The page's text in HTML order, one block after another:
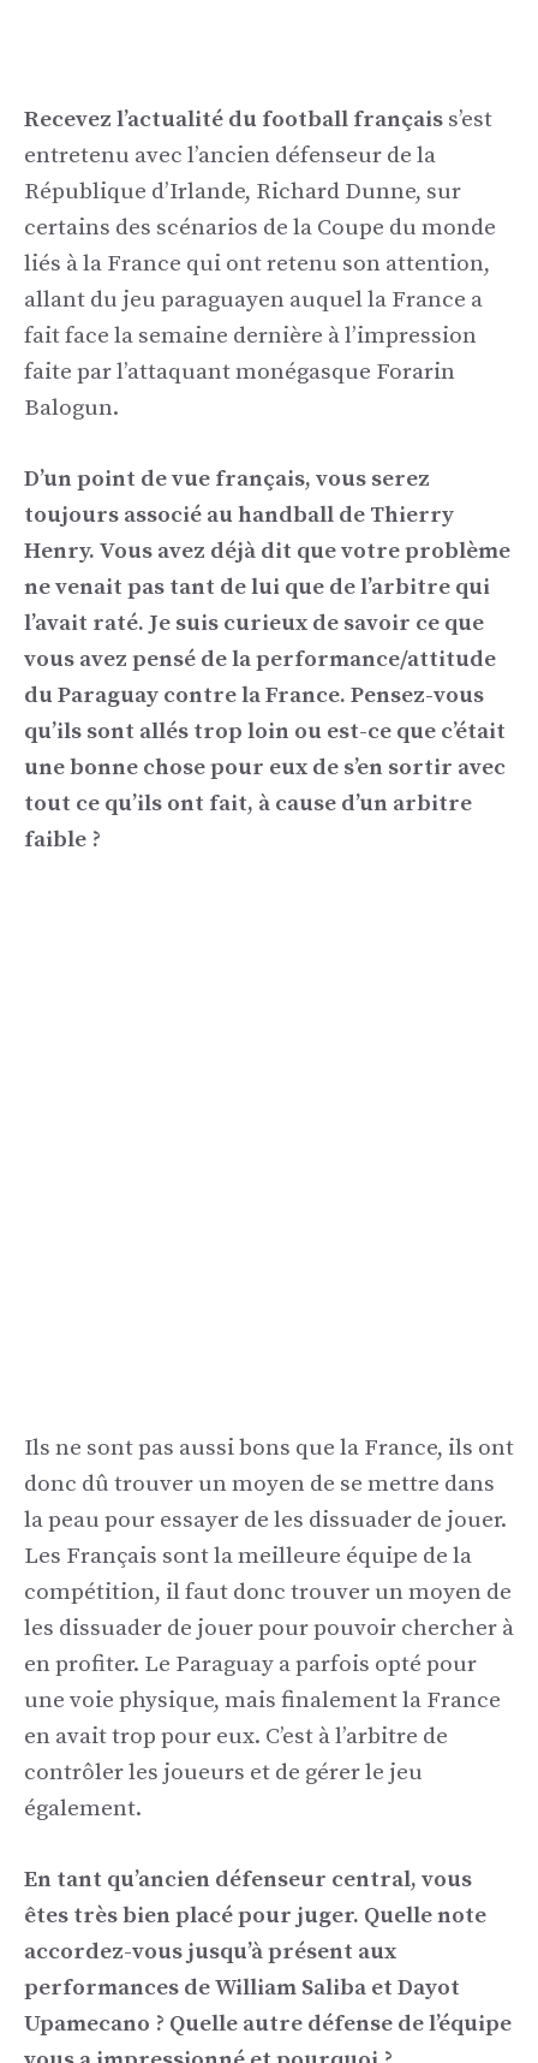
Recevez l’actualité du football français s’est
entretenu avec l’ancien défenseur de la
République d’Irlande, Richard Dunne, sur
certains des scénarios de la Coupe du monde
liés à la France qui ont retenu son attention,
allant du jeu paraguayen auquel la France a
fait face la semaine dernière à l’impression
faite par l’attaquant monégasque Forarin
Balogun.
D’un point de vue français, vous serez
toujours associé au handball de Thierry
Henry. Vous avez déjà dit que votre problème
ne venait pas tant de lui que de l’arbitre qui
l’avait raté. Je suis curieux de savoir ce que
vous avez pensé de la performance/attitude
du Paraguay contre la France. Pensez-vous
qu’ils sont allés trop loin ou est-ce que c’était
une bonne chose pour eux de s’en sortir avec
tout ce qu’ils ont fait, à cause d’un arbitre
faible ?
Ils ne sont pas aussi bons que la France, ils ont
donc dû trouver un moyen de se mettre dans
la peau pour essayer de les dissuader de jouer.
Les Français sont la meilleure équipe de la
compétition, il faut donc trouver un moyen de
les dissuader de jouer pour pouvoir chercher à
en profiter. Le Paraguay a parfois opté pour
une voie physique, mais finalement la France
en avait trop pour eux. C’est à l’arbitre de
contrôler les joueurs et de gérer le jeu
également.
En tant qu’ancien défenseur central, vous
êtes très bien placé pour juger. Quelle note
accordez-vous jusqu’à présent aux
performances de William Saliba et Dayot
Upamecano ? Quelle autre défense de l’équipe